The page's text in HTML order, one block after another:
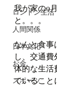
ロンドン生活
人間関係
日本文化
お金
スポーツ
我が家の9
と。。。
なんと食事
し、交通
体的な生活
ていること